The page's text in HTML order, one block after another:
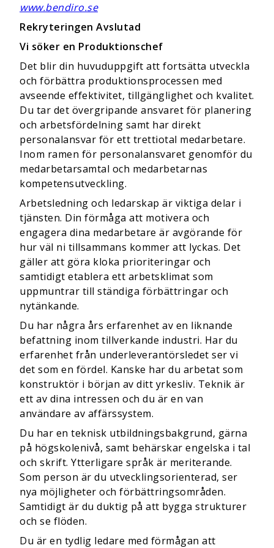
www.bendiro.se
Rekryteringen Avslutad
Vi söker en Produktionschef
Det blir din huvuduppgift att fortsätta utveckla
och förbättra produktionsprocessen med
avseende effektivitet, tillgänglighet och kvalitet.
Du tar det övergripande ansvaret för planering
och arbetsfördelning samt har direkt
personalansvar för ett trettiotal medarbetare.
Inom ramen för personalansvaret genomför du
medarbetarsamtal och medarbetarnas
kompetensutveckling.
Arbetsledning och ledarskap är viktiga delar i
tjänsten. Din förmåga att motivera och
engagera dina medarbetare är avgörande för
hur väl ni tillsammans kommer att lyckas. Det
gäller att göra kloka prioriteringar och
samtidigt etablera ett arbetsklimat som
uppmuntrar till ständiga förbättringar och
nytänkande.
Du har några års erfarenhet av en liknande
befattning inom tillverkande industri. Har du
erfarenhet från underleverantörsledet ser vi
det som en fördel. Kanske har du arbetat som
konstruktör i början av ditt yrkesliv. Teknik är
ett av dina intressen och du är en van
användare av affärssystem.
Du har en teknisk utbildningsbakgrund, gärna
på högskolenivå, samt behärskar engelska i tal
och skrift. Ytterligare språk är meriterande.
Som person är du utvecklingsorienterad, ser
nya möjligheter och förbättringsområden.
Samtidigt är du duktig på att bygga strukturer
och se flöden.
Du är en tydlig ledare med förmågan att